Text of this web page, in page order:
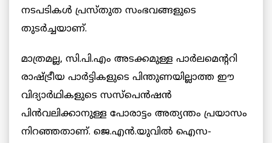
നടപടികള്‍ പ്രസ്തുത സംഭവങ്ങളുടെ
തുടര്‍ച്ചയാണ്.
മാത്രമല്ല, സി.പി.എം അടക്കമുള്ള പാര്‍ലമെന്‍ററി
രാഷ്ട്രീയ പാര്‍ട്ടികളുടെ പിന്തുണയില്ലാത്ത ഈ
വിദ്യാര്‍ഥികളുടെ സസ്പെന്‍ഷന്‍
പിന്‍വലിക്കാനുള്ള പോരാട്ടം അത്യന്തം പ്രയാസം
നിറഞ്ഞതാണ്. ജെ.എന്‍.യുവില്‍ ഐസ-